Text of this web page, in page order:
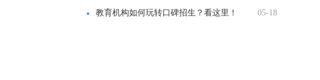
教育机构如何玩转口碑招生？看这里！ 05-18